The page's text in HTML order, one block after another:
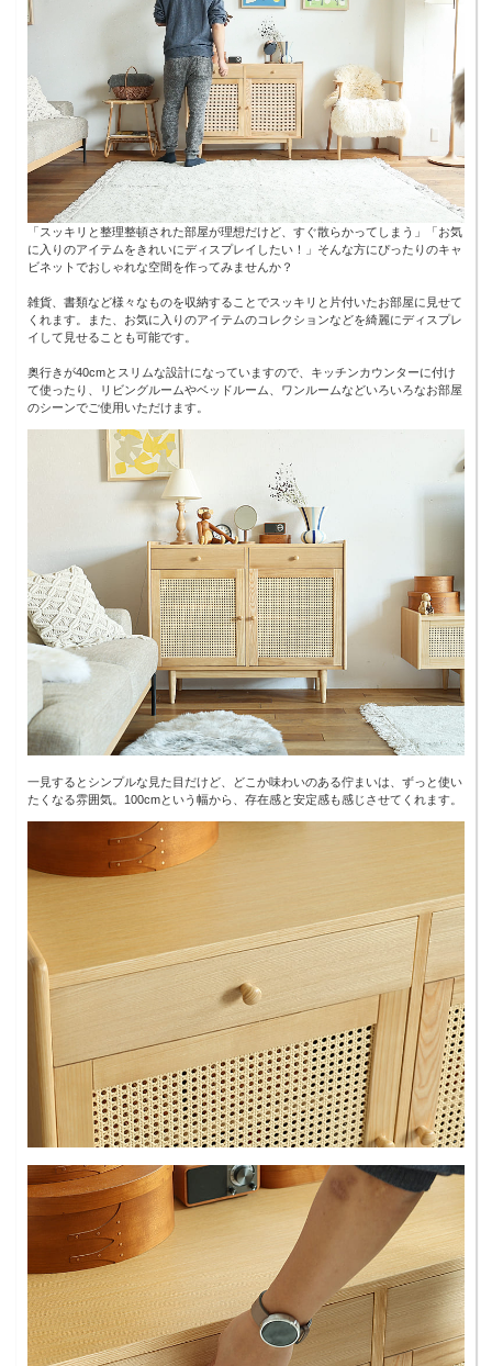
「スッキリと整理整頓された部屋が理想だけど、すぐ散らかってしまう」「お気
に入りのアイテムをきれいにディスプレイしたい！」そんな方にぴったりのキャ
ビネットでおしゃれな空間を作ってみませんか？
雑貨、書類など様々なものを収納することでスッキリと片付いたお部屋に見せて
くれます。また、お気に入りのアイテムのコレクションなどを綺麗にディスプレ
イして見せることも可能です。
奥行きが40cmとスリムな設計になっていますので、キッチンカウンターに付け
て使ったり、リビングルームやベッドルーム、ワンルームなどいろいろなお部屋
のシーンでご使用いただけます。
一見するとシンプルな見た目だけど、どこか味わいのある佇まいは、ずっと使い
たくなる雰囲気。100cmという幅から、存在感と安定感も感じさせてくれます。